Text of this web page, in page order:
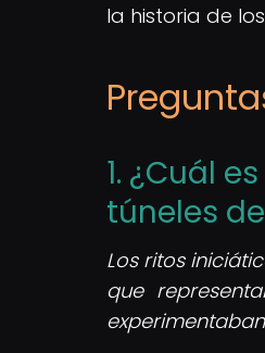
la historia de
1. ¿Cuál
túneles
Los ritos
que